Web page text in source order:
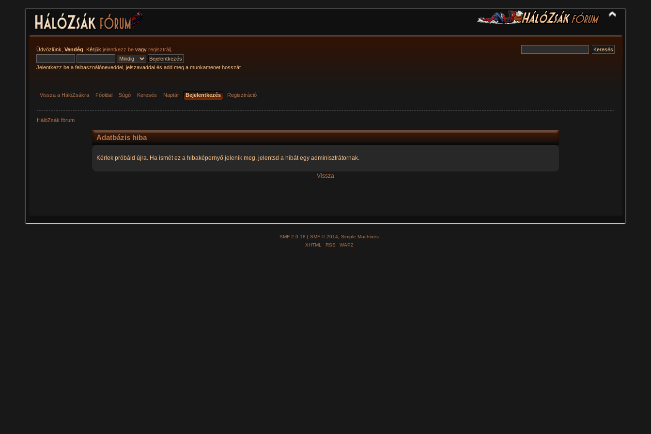
Üdvözlünk, Vendég . Kérjük jelentkezz be vagy regisztrálj
Jelentkezz be a felhasználóneveddel, jelszavaddal és add meg a munkamenet hosszát
Vissza a HálóZsákra Főoldal Súgó Keresés Naptár Bejelentkezés Regisztráció
HálóZsák fórum
Adatbázis hiba
Kérlek próbáld újra. Ha ismét ez a hibaképernyő jelenik meg, jelentsd a hibát egy adminisztrátornak.
Vissza
SMF 2.0.18 | SMF © 2014, Simple Machines
XHTML
RSS WAP2